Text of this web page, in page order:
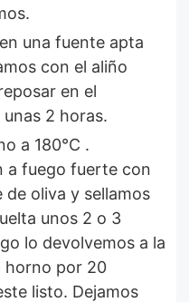
una fuente apta
con el aliño
en el
2 horas.
a 180°C .
a fuego fuerte con
oliva y sellamos
unos 2 o 3
lo devolvemos a la
horno por 20
listo. Dejamos